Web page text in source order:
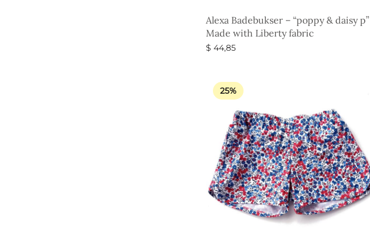
Alexa Badebukser – “poppy & daisy p”
Made with Liberty fabric
$ 44,85
25%